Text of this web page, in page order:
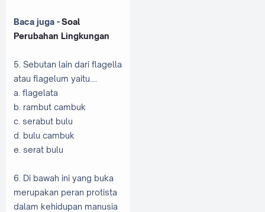
Baca juga -Soal
Perubahan Lingkungan
5. Sebutan lain dari flagella
atau flagelum yaitu....
a. flagelata
b. rambut cambuk
c. serabut bulu
d. bulu cambuk
e. serat bulu
6. Di bawah ini yang buka
merupakan peran protista
dalam kehidupan manusia